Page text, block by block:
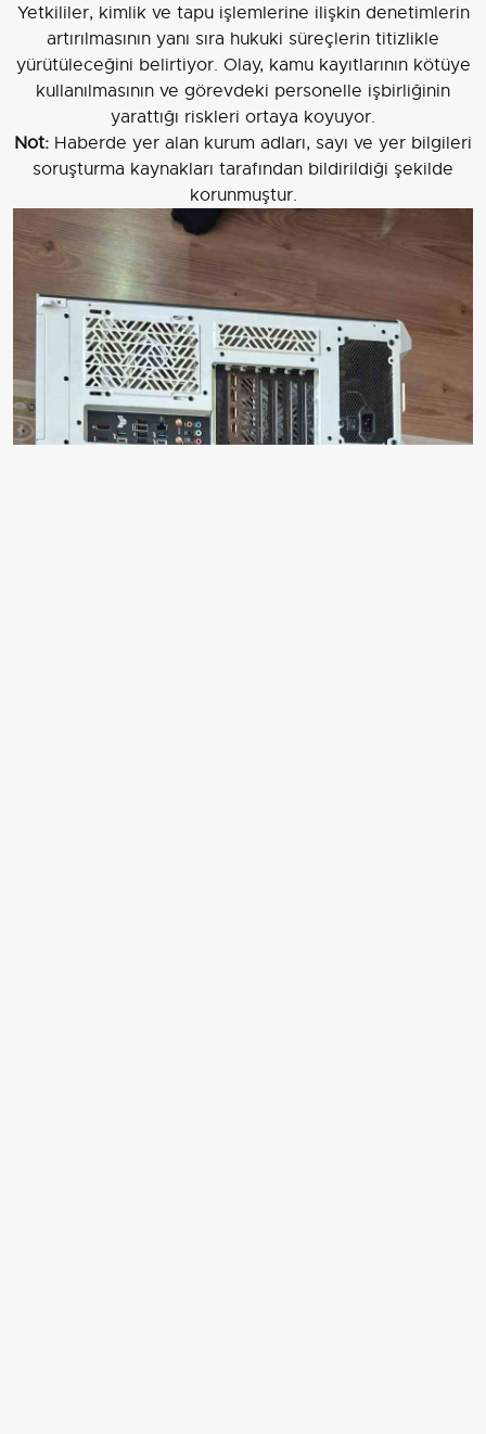
Yetkililer, kimlik ve tapu işlemlerine ilişkin denetimlerin
artırılmasının yanı sıra hukuki süreçlerin titizlikle
yürütüleceğini belirtiyor. Olay, kamu kayıtlarının kötüye
kullanılmasının ve görevdeki personelle işbirliğinin
yarattığı riskleri ortaya koyuyor.
Not: Haberde yer alan kurum adları, sayı ve yer bilgileri
soruşturma kaynakları tarafından bildirildiği şekilde
korunmuştur.